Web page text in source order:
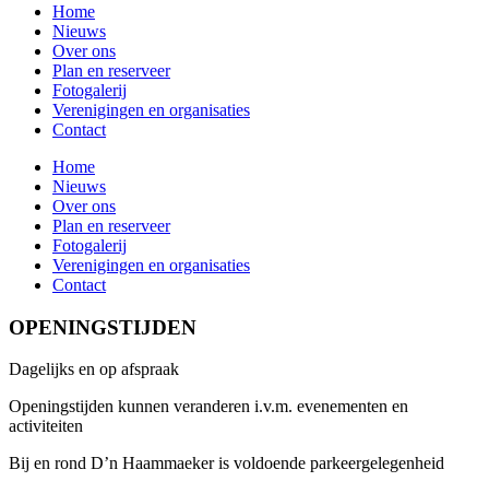
Home
Nieuws
Over ons
Plan en reserveer
Fotogalerij
Verenigingen en organisaties
Contact
Home
Nieuws
Over ons
Plan en reserveer
Fotogalerij
Verenigingen en organisaties
Contact
OPENINGSTIJDEN
Dagelijks en op afspraak
Openingstijden kunnen veranderen i.v.m. evenementen en
activiteiten
Bij en rond D’n Haammaeker is voldoende parkeergelegenheid